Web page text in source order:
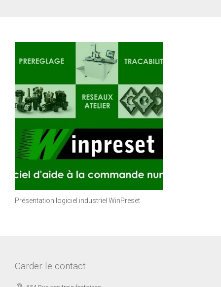
Présentation logiciel industriel WinPreset
Garder le contact